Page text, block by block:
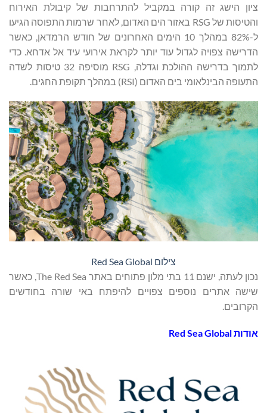
ציון הישג זה קורה במקביל להתרחבות של קיבולת האירוח
והטיסות של RSG באזור הים האדום, לאחר שרמות התפוסה הגיעו
ל-82% במהלך 10 הימים האחרונים של חודש הרמדאן, כאשר
הדרישה צפויה לגדול עוד יותר לקראת אירועי עיד אל אדחא. כדי
לתמוך בדרישה ההולכת וגדלה, RSG מוסיפה 32 טיסות לשדה
התעופה הבינלאומי בים האדום (RSI) במהלך תקופת החגים.
צילום Red Sea Global
נכון לעתה, ישנם 11 בתי מלון פתוחים באתר The Red Sea, כאשר
שישה אתרים נוספים צפויים להיפתח באי שורה בחודשים
הקרובים.
אודותRed Sea Global